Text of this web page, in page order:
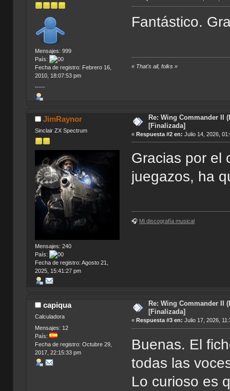
Mensajes: 999
País:
Fecha de registro: Febrero 16,
2010, 18:07:53 pm
-----
Fantástico.
« That's all, folks »
JimRaynor
Sinclair ZX Spectrum
Mensajes: 240
País:
Fecha de registro: Agosto 21,
2025, 15:41:27 pm
Re: Wing Commander II
[Finalizada]
«Respuesta #2 en: Julio 14, 2026,
Gracias por el
juegazos, ha
🎧 Mi discografía musical
capiqua
Calculadora
Mensajes: 12
País:
Fecha de registro: Octubre 29,
2017, 22:15:33 pm
Re: Wing Commander II
[Finalizada]
«Respuesta #3 en: Julio 17, 2026,
Buenas. El
todas las
Lo curioso es